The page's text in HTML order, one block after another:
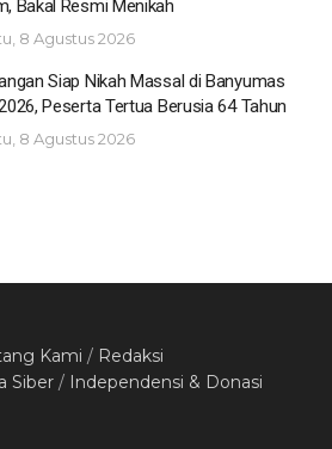
Bakal Resmi Menikah
8 Agustus 2026
Siap Nikah Massal di Banyumas
Peserta Tertua Berusia 64 Tahun
8 Agustus 2026
Kami / Redaksi
Siber/ Independensi & Donasi